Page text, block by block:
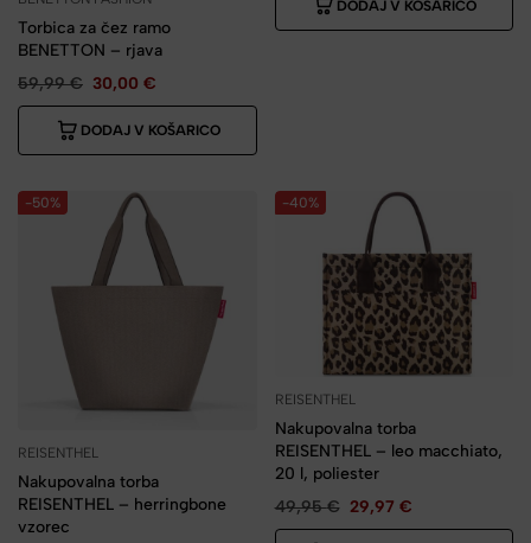
Torbica za čez ramo
BENETTON – rjava
59,99€ 30,00 €
DODAJ V KOŠARICO
DODAJ V KOŠARICO
-50%
REISENTHEL
Nakupovalna torba
REISENTHEL – herringbone
vzorec
-40%
REISENTHEL
Nakupovalna torba
REISENTHEL – leo macchiato,
20 l, poliester
49,95€ 29,97 €